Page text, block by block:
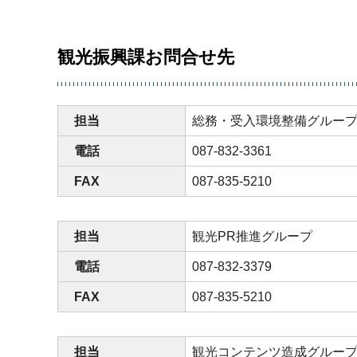
観光振興課お問合せ先
担当 総務・受入環境整備グループ
電話 087-832-3361
FAX 087-835-5210
担当 観光PR推進グループ
電話 087-832-3379
FAX 087-835-5210
担当 観光コンテンツ造成グループ